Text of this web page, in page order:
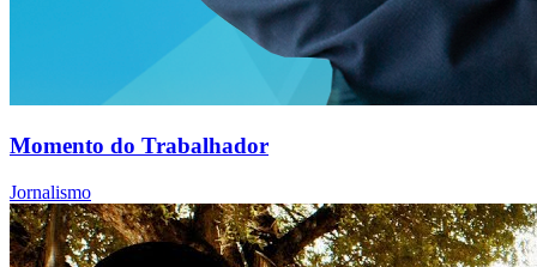
Momento do Trabalhador
Jornalismo